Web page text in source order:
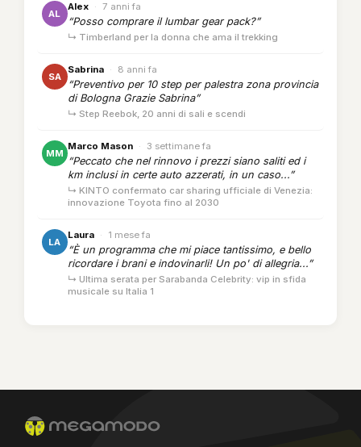
AL
Alex · 7 anni fa
“Posso comprare il lumbar gear pack?”
↳ Timberland per la donna che ama il trekking
SA
Sabrina · 8 anni fa
“Preventivo per 10 step per palestra zona provincia
di Bologna Grazie Sabrina”
↳ Step Reebok, 20 anni di sali e scendi
MM
Marco Mason · 3 settimane fa
“Peccato che nel rinnovo i prezzi siano saliti ed i
km inclusi in certe auto azzerati, in un caso...”
↳ KINTO confermato car sharing ufficiale di Venezia:
innovazione Toyota fino al 2030
LA
Laura · 1 mese fa
“È un programma che mi piace tantissimo, e bello
ricordare i brani e indovinarli! Un po' di allegria...”
↳ Ultima serata per Sarabanda Celebrity: vip in sfida
musicale su Italia 1